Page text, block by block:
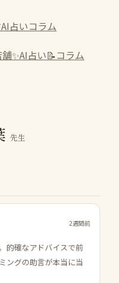
AI占いコラム
✨AI占い📝コラム
先生
2週間前
的確なアドバイスで前
ングの助言が本当に当